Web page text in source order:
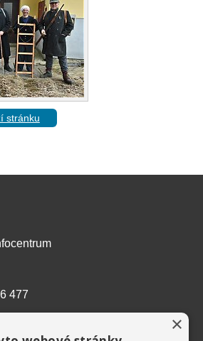
stránku
477
×